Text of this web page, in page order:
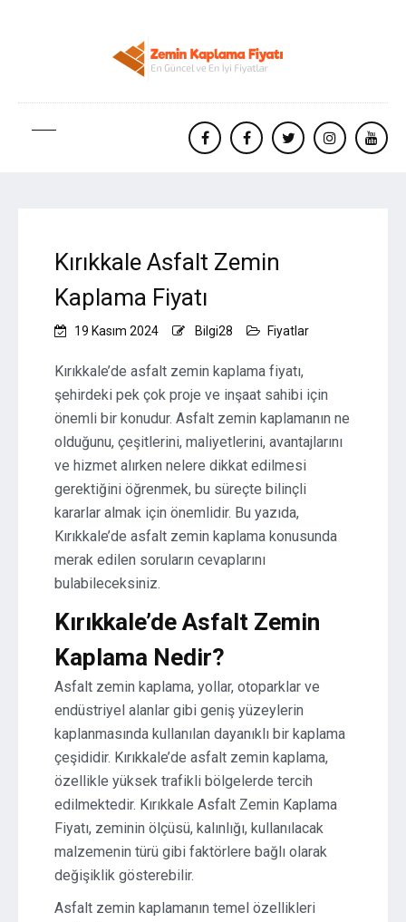
facebookFacebooktwitterinstagram
Kırıkkale Asfalt Zemin
Kaplama Fiyatı
19 Kasım 2024 Bilgi28 Fiyatlar
Kırıkkale’de asfalt zemin kaplama fiyatı,
şehirdeki pek çok proje ve inşaat sahibi için
önemli bir konudur. Asfalt zemin kaplamanın ne
olduğunu, çeşitlerini, maliyetlerini, avantajlarını
ve hizmet alırken nelere dikkat edilmesi
gerektiğini öğrenmek, bu süreçte bilinçli
kararlar almak için önemlidir. Bu yazıda,
Kırıkkale’de asfalt zemin kaplama konusunda
merak edilen soruların cevaplarını
bulabileceksiniz.
Kırıkkale’de Asfalt Zemin
Kaplama Nedir?
Asfalt zemin kaplama, yollar, otoparklar ve
endüstriyel alanlar gibi geniş yüzeylerin
kaplanmasında kullanılan dayanıklı bir kaplama
çeşididir. Kırıkkale’de asfalt zemin kaplama,
özellikle yüksek trafikli bölgelerde tercih
edilmektedir. Kırıkkale Asfalt Zemin Kaplama
Fiyatı, zeminin ölçüsü, kalınlığı, kullanılacak
malzemenin türü gibi faktörlere bağlı olarak
değişiklik gösterebilir.
Asfalt zemin kaplamanın temel özellikleri